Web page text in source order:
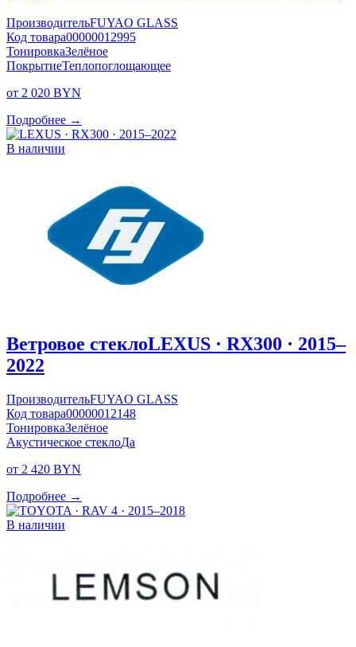
ПроизводительFUYAO GLASS
Код товара00000012995
ТонировкаЗелёное
ПокрытиеТеплопоглощающее
от 2 020 BYN
Подробнее →
В наличии
Ветровое стеклоLEXUS · RX300 · 2015–
2022
ПроизводительFUYAO GLASS
Код товара00000012148
ТонировкаЗелёное
Акустическое стеклоДа
от 2 420 BYN
Подробнее →
В наличии